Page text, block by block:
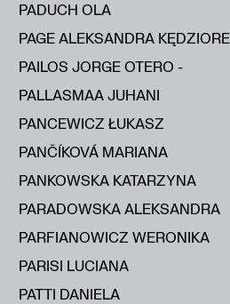
PADUCH OLA
PAGE ALEKSANDRA
PAILOS JORGE OTERO -
PALLASMAA JUHANI
PANCEWICZ ŁUKASZ
PANČÍKOVÁ MARIANA
PANKOWSKA KATARZYNA
PARADOWSKA ALEKSANDRA
PARFIANOWICZ WERONIKA
PARISI LUCIANA
PATTI DANIELA